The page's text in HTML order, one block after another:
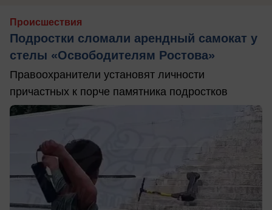
Происшествия
Подростки сломали арендный самокат у
стелы «Освободителям Ростова»
Правоохранители установят личности
причастных к порче памятника подростков